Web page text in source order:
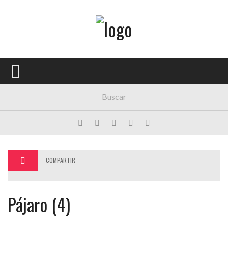
PORTADA
FESTIVALES
EXPOSICIONES
HISTORIAS
COMPARTIR
Pájaro (4)